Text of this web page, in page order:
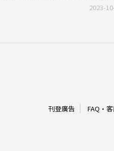
2023-
刊登廣告 FAQ ·